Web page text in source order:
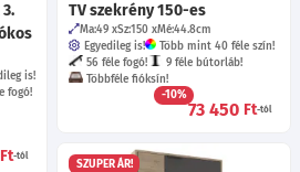
TV szekrény 150-es
Ma:49 Sz:150 Mé:44.8cm
Egyedileg is!
Több mint 40 féle szín!
56 féle fogó!
9 féle bútorláb!
Többféle fióksín!
-10%
73 450 Ft-tól
is!
fogó!
Ft-tól
SZUPER ÁR!